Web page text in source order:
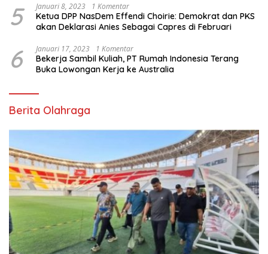
5 Januari 8, 2023 1 Komentar
Ketua DPP NasDem Effendi Choirie: Demokrat dan PKS
akan Deklarasi Anies Sebagai Capres di Februari
6 Januari 17, 2023 1 Komentar
Bekerja Sambil Kuliah, PT Rumah Indonesia Terang
Buka Lowongan Kerja ke Australia
Berita Olahraga